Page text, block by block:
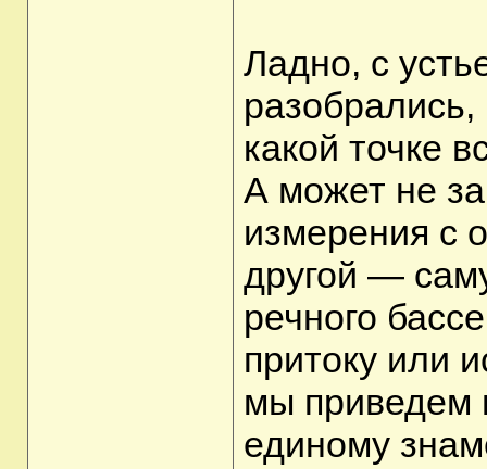
Ладно, с
какой точке
А может не
измерения с
другой —
речного
притоку или
мы приведем
единому